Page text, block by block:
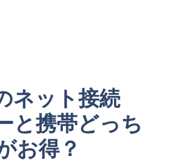
ネット接続
と携帯どっち
お得？